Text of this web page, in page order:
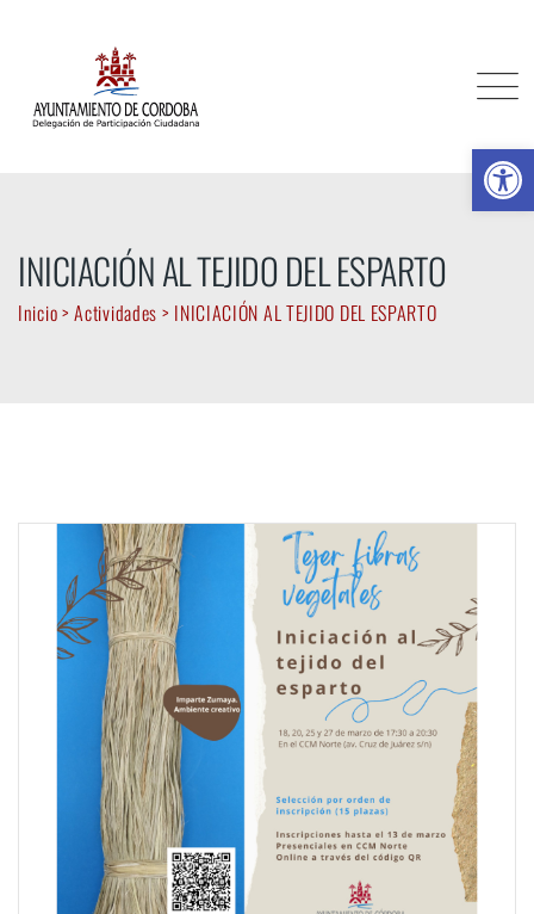
INICIACIÓN AL TEJIDO DEL ESPARTO
Inicio>Actividades > INICIACIÓN AL TEJIDO DEL ESPARTO